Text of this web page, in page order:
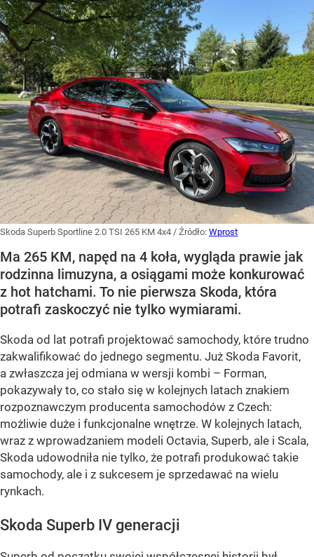
Skoda Superb Sportline 2.0 TSI 265 KM 4x4 / Źródło: Wprost
Ma 265 KM, napęd na 4 koła, wygląda prawie jak
rodzinna limuzyna, a osiągami może konkurować
z hot hatchami. To nie pierwsza Skoda, która
potrafi zaskoczyć nie tylko wymiarami.
Skoda od lat potrafi projektować samochody, które trudno
zakwalifikować do jednego segmentu. Już Skoda Favorit,
a zwłaszcza jej odmiana w wersji kombi – Forman,
pokazywały to, co stało się w kolejnych latach znakiem
rozpoznawczym producenta samochodów z Czech:
możliwie duże i funkcjonalne wnętrze. W kolejnych latach,
wraz z wprowadzaniem modeli Octavia, Superb, ale i Scala,
Skoda udowodniła nie tylko, że potrafi produkować takie
samochody, ale i z sukcesem je sprzedawać na wielu
rynkach.
Skoda Superb IV generacji